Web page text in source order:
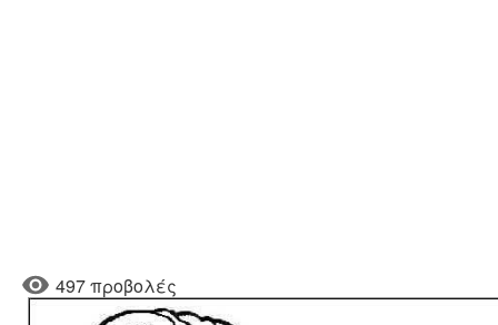
497 προβολές